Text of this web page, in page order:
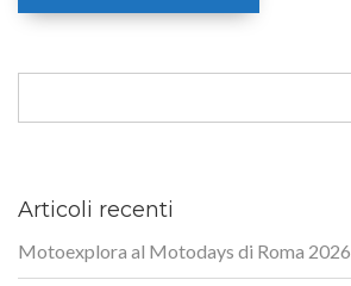
Articoli recenti
Motoexplora al Motodays di Roma 2026